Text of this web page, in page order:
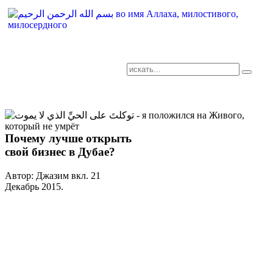
Почему лучше открыть
свой бизнес в Дубае?
Автор: Джазим вкл. 21
Декабрь 2015.